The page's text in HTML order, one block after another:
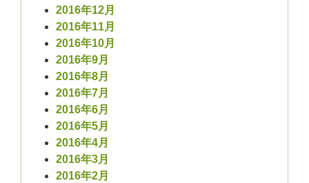
2016年12月
2016年11月
2016年10月
2016年9月
2016年8月
2016年7月
2016年6月
2016年5月
2016年4月
2016年3月
2016年2月